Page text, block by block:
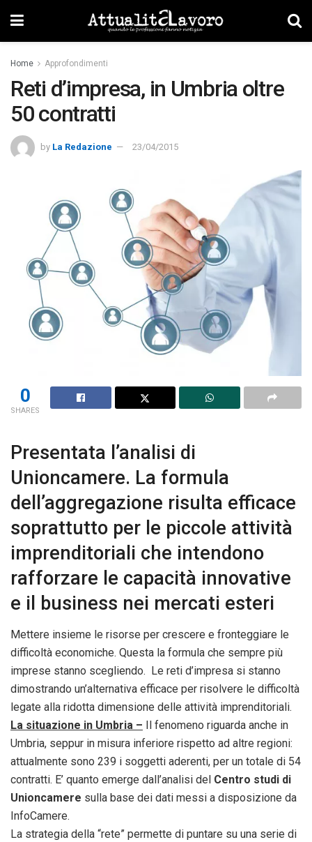
Home Approfondimenti
Reti d’impresa, in Umbria oltre
50 contratti
by La Redazione 23/04/2015
0
SHARES
Presentata l’analisi di
Unioncamere. La formula
dell’aggregazione risulta efficace
soprattutto per le piccole attività
imprenditoriali che intendono
rafforzare le capacità innovative
e il business nei mercati esteri
Mettere insieme le risorse per crescere e fronteggiare le
difficoltà economiche. Questa la formula che sempre più
imprese stanno scegliendo. Le reti d’impresa si stanno
dimostrando un’alternativa efficace per risolvere le difficoltà
legate alla ridotta dimensione delle attività imprenditoriali.
La situazione in Umbria – Il fenomeno riguarda anche in
Umbria, seppur in misura inferiore rispetto ad altre regioni:
attualmente sono 239 i soggetti aderenti, per un totale di 54
contratti. E’ quanto emerge dall’analisi del Centro studi di
Unioncamere sulla base dei dati messi a disposizione da
InfoCamere.
La strategia della “rete” permette di puntare su una serie di